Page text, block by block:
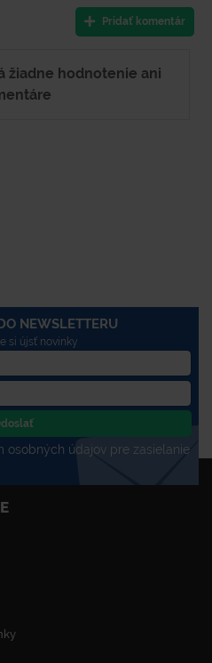
Pridať komentár
žiadne hodnotenie ani
NEWSLETTERU
si újsť novinky
osobných údajov pre zasielanie